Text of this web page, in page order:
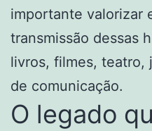
importante valorizar
transmissão dessas
livros, filmes, teatro,
de comunicação.
O legado